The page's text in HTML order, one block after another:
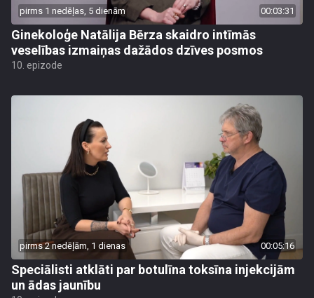
pirms 1 nedēļas, 5 dienām 00:03:31
Ginekoloģe Natālija Bērza skaidro intīmās
veselības izmaiņas dažādos dzīves posmos
10. epizode
pirms 2 nedēļām, 1 dienas 00:05:16
Speciālisti atklāti par botulīna toksīna injekcijām
un ādas jaunību